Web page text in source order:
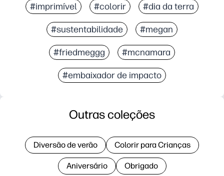
#imprimível #colorir #dia da terra
#sustentabilidade #megan
#friedmeggg #mcnamara
#embaixador de impacto
Outras coleções
Diversão de verão Colorir para Crianças
Aniversário Obrigado